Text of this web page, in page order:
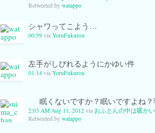
Retweeted by watappo
シャワってこよう…
00:59 via YoruFukurou
左手がしびれるようにかゆい件
01:14 via YoruFukurou
眠くないですか？眠いですよね？
2:03 AM Aug 11, 2012 via おふとんの中は暖か
Retweeted by watappo